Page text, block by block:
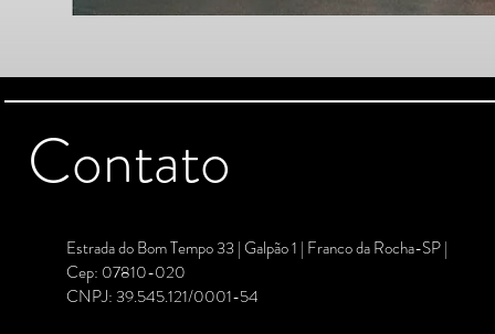
Contato
Estrada do Bom Tempo 33 | Galpão 1 | Franco da Rocha-SP |
Cep: 07810-020
CNPJ: 39.545.121/0001-54